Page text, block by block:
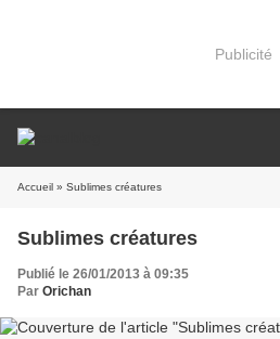
Publicité
Accueil » Sublimes créatures
Sublimes créatures
Publié le 26/01/2013 à 09:35
Par Orichan